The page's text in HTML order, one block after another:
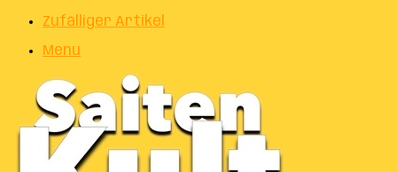
Zufälliger Artikel
Menu